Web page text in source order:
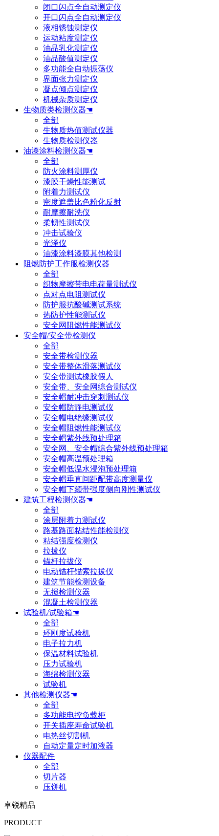
闭口闪点全自动测定仪
开口闪点全自动测定仪
液相锈蚀测定仪
运动粘度测定仪
油品乳化测定仪
油品酸值测定仪
多功能全自动振荡仪
界面张力测定仪
凝点倾点测定仪
机械杂质测定仪
生物质类检测仪器☚
全部
生物质热值测试仪器
生物质检测仪器
油漆涂料检测仪器☚
全部
防火涂料测厚仪
漆膜干燥性能测试
附着力测试仪
密度遮盖比色粉化反射
耐摩擦耐洗仪
柔韧性测试仪
冲击试验仪
光泽仪
油漆涂料漆膜其他检测
阻燃防护工作服检测仪器
全部
织物摩擦带电电荷量测试仪
点对点电阻测试仪
防护服抗酸碱测试系统
热防护性能测试仪
安全网阻燃性能测试仪
安全帽/安全带检测仪
全部
安全带检测仪器
安全带整体滑落测试仪
安全带测试橡胶假人
安全带、安全网综合测试仪
安全帽耐冲击穿刺测试仪
安全帽防静电测试仪
安全帽电绝缘测试仪
安全帽阻燃性能测试仪
安全帽紫外线预处理箱
安全网、安全帽综合紫外线预处理箱
安全帽高温预处理箱
安全帽低温水浸泡预处理箱
安全帽垂直间距配带高度测量仪
安全帽下颏带强度侧向刚性测试仪
建筑工程检测仪器☚
全部
涂层附着力测试仪
路基路面粘结性能检测仪
粘结强度检测仪
拉拔仪
锚杆拉拔仪
电动锚杆锚索拉拔仪
建筑节能检测设备
无损检测仪器
混凝土检测仪器
试验机/试验箱☚
全部
环刚度试验机
电子拉力机
保温材料试验机
压力试验机
海绵检测仪器
试验机
其他检测仪器☚
全部
多功能电控负载柜
开关插座寿命试验机
电热丝切割机
自动定量定时加液器
仪器配件
全部
切片器
压饼机
卓锐精品
PRODUCT